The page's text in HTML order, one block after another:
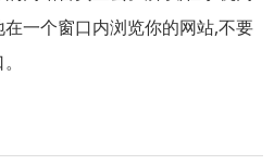
一个窗口内浏览你的网站,不要